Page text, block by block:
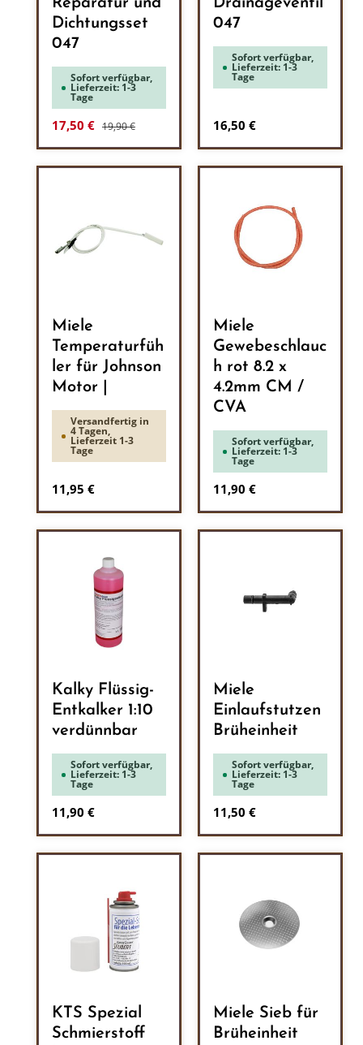
Reparatur und
Dichtungsset
047
Sofort verfügbar,
Lieferzeit: 1-3
Tage
Verkaufspreis:
17,50 € Regulärer Preis:
19,90 €
Drainageventil
047
Sofort verfügbar,
Lieferzeit: 1-3
Tage
Regulärer Preis:
16,50 €
Miele
Temperaturfüh
ler für Johnson
Motor |
Versandfertig in
4 Tagen,
Lieferzeit 1-3
Tage
Regulärer Preis:
11,95 €
Miele
Gewebeschlauc
h rot 8.2 x
4.2mm CM /
CVA
Sofort verfügbar,
Lieferzeit: 1-3
Tage
Regulärer Preis:
11,90 €
Kalky Flüssig-
Entkalker 1:10
verdünnbar
Sofort verfügbar,
Lieferzeit: 1-3
Tage
Regulärer Preis:
11,90 €
Miele
Einlaufstutzen
Brüheinheit
Sofort verfügbar,
Lieferzeit: 1-3
Tage
Regulärer Preis:
11,50 €
KTS Spezial
Schmierstoff
Miele Sieb für
Brüheinheit